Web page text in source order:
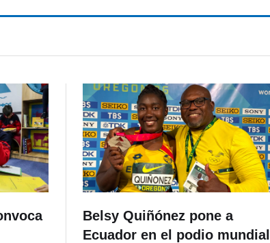
Belsy Quiñónez pone a
Ecuador en el podio mundial